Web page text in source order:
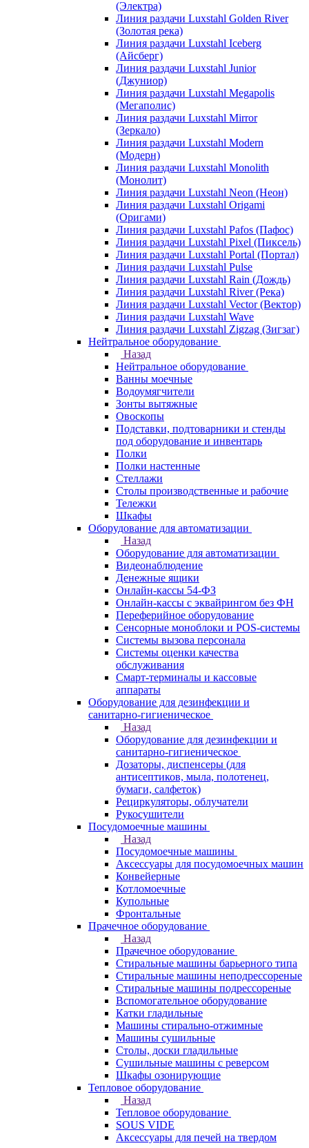
(Электра)
Линия раздачи Luxstahl Golden River
(Золотая река)
Линия раздачи Luxstahl Iceberg
(Айсберг)
Линия раздачи Luxstahl Junior
(Джуниор)
Линия раздачи Luxstahl Megapolis
(Мегаполис)
Линия раздачи Luxstahl Mirror
(Зеркало)
Линия раздачи Luxstahl Modern
(Модерн)
Линия раздачи Luxstahl Monolith
(Монолит)
Линия раздачи Luxstahl Neon (Неон)
Линия раздачи Luxstahl Origami
(Оригами)
Линия раздачи Luxstahl Pafos (Пафос)
Линия раздачи Luxstahl Pixel (Пиксель)
Линия раздачи Luxstahl Portal (Портал)
Линия раздачи Luxstahl Pulse
Линия раздачи Luxstahl Rain (Дождь)
Линия раздачи Luxstahl River (Река)
Линия раздачи Luxstahl Vector (Вектор)
Линия раздачи Luxstahl Wave
Линия раздачи Luxstahl Zigzag (Зигзаг)
Нейтральное оборудование
Назад
Нейтральное оборудование
Ванны моечные
Водоумягчители
Зонты вытяжные
Овоскопы
Подставки, подтоварники и стенды
под оборудование и инвентарь
Полки
Полки настенные
Стеллажи
Столы производственные и рабочие
Тележки
Шкафы
Оборудование для автоматизации
Назад
Оборудование для автоматизации
Видеонаблюдение
Денежные ящики
Онлайн-кассы 54-ФЗ
Онлайн-кассы с эквайрингом без ФН
Переферийное оборудование
Сенсорные моноблоки и POS-системы
Системы вызова персонала
Системы оценки качества
обслуживания
Смарт-терминалы и кассовые
аппараты
Оборудование для дезинфекции и
санитарно-гигиеническое
Назад
Оборудование для дезинфекции и
санитарно-гигиеническое
Дозаторы, диспенсеры (для
антисептиков, мыла, полотенец,
бумаги, салфеток)
Рециркуляторы, облучатели
Рукосушители
Посудомоечные машины
Назад
Посудомоечные машины
Аксессуары для посудомоечных машин
Конвейерные
Котломоечные
Купольные
Фронтальные
Прачечное оборудование
Назад
Прачечное оборудование
Cтиральные машины барьерного типа
Cтиральные машины неподрессореные
Cтиральные машины подрессореные
Вспомогательное оборудование
Катки гладильные
Машины стирально-отжимные
Машины сушильные
Столы, доски гладильные
Сушильные машины с реверсом
Шкафы озонирующие
Тепловое оборудование
Назад
Тепловое оборудование
SOUS VIDE
Аксессуары для печей на твердом